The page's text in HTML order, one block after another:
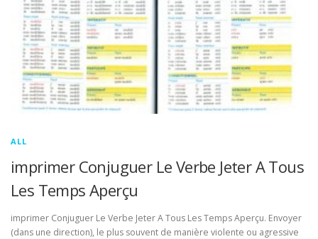
ALL
imprimer Conjuguer Le Verbe Jeter A Tous
Les Temps Aperçu
imprimer Conjuguer Le Verbe Jeter A Tous Les Temps Aperçu. Envoyer
(dans une direction), le plus souvent de manière violente ou agressive